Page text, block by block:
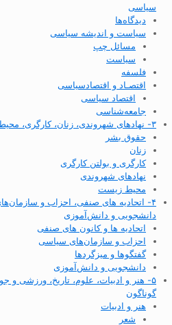
سیاسی
دیدگاه‌ها
سیاست و اندیشه سیاسی
مسائل چپ
سیاست
فلسفه
اقتصـاد و اقتصاد‌سیاسی
اقتصاد سیاسی
جامعه‌شناسی
۳- نهادهای شهروندی، زنان، کارگری، محیط زیست، و حقوق بشر
حقوق بشر
زنان
کارگری و بولتن کارگری
نهادهای شهروندی
محیط زیست
۴- اتحادیه های صنفی، احزاب و
دانشجویی و دانش‌آموزی
اتحادیه ها و کانون های صنفی
احزاب و سازمان‌های سیاسی
گفتگوها و میزگردها
دانشجویی و دانش‌آموزی
۵- هنر و ادبیات، علوم، تاریخ، ورزشی و
گوناگون
هنر و ادبیات
شعر